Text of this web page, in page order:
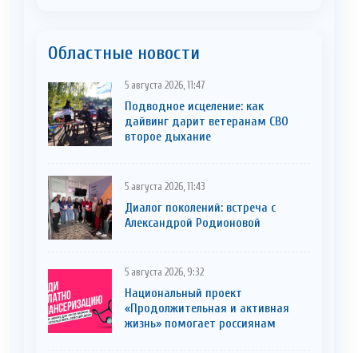
Областные новости
5 августа 2026, 11:47
Подводное исцеление: как
дайвинг дарит ветеранам СВО
второе дыхание
5 августа 2026, 11:43
Диалог поколений: встреча с
Александрой Родионовой
5 августа 2026, 9:32
Национальный проект
«Продолжительная и активная
жизнь» помогает россиянам